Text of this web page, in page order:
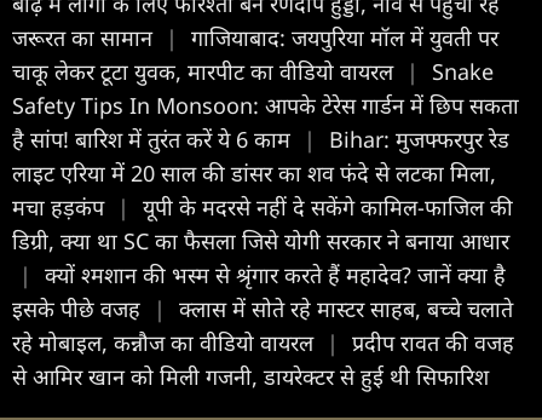
जरूरत का सामान |
गाजियाबाद: जयपुरिया मॉल में युवती पर
चाकू लेकर टूटा युवक, मारपीट का वीडियो वायरल |
Snake
Safety Tips In Monsoon: आपके टेरेस गार्डन में छिप सकता
है सांप! बारिश में तुरंत करें ये 6 काम
|
Bihar: मुजफ्फरपुर रेड
लाइट एरिया में 20 साल की डांसर का शव फंदे से लटका मिला,
मचा हड़कंप |
यूपी के मदरसे नहीं दे सकेंगे कामिल-फाजिल की
डिग्री, क्या था SC का फैसला जिसे योगी सरकार ने बनाया आधार
|
क्यों श्मशान की भस्म से श्रृंगार करते हैं महादेव? जानें क्या है
इसके पीछे वजह
|
क्लास में सोते रहे मास्टर साहब, बच्चे चलाते
रहे मोबाइल, कन्नौज का वीडियो वायरल |
प्रदीप रावत की वजह
से आमिर खान को मिली गजनी, डायरेक्टर से हुई थी सिफारिश